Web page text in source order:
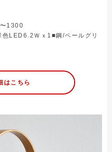
1300
LED6.2Ｗｘ1■鋼/ペールグリ
はこちら